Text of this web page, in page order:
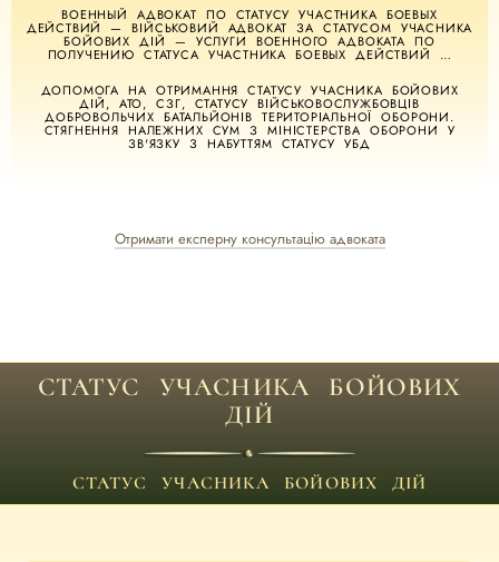
ВОЕННЫЙ АДВОКАТ ПО СТАТУСУ УЧАСТНИКА БОЕВЫХ
ДЕЙСТВИЙ — ВІЙСЬКОВИЙ АДВОКАТ ЗА СТАТУСОМ УЧАСНИКА
БОЙОВИХ ДІЙ — УСЛУГИ ВОЕННОГО АДВОКАТА ПО
ПОЛУЧЕНИЮ СТАТУСА УЧАСТНИКА БОЕВЫХ ДЕЙСТВИЙ …
ДОПОМОГА НА ОТРИМАННЯ СТАТУСУ УЧАСНИКА БОЙОВИХ
ДІЙ, АТО, СЗГ, СТАТУСУ ВІЙСЬКОВОСЛУЖБОВЦІВ
ДОБРОВОЛЬЧИХ БАТАЛЬЙОНІВ ТЕРИТОРІАЛЬНОЇ ОБОРОНИ.
СТЯГНЕННЯ НАЛЕЖНИХ СУМ З МІНІСТЕРСТВА ОБОРОНИ У
ЗВ'ЯЗКУ З НАБУТТЯМ СТАТУСУ УБД
Отримати експерну консультацію адвоката
СТАТУС УЧАСНИКА БОЙОВИХ
ДІЙ
СТАТУС УЧАСНИКА БОЙОВИХ ДІЙ